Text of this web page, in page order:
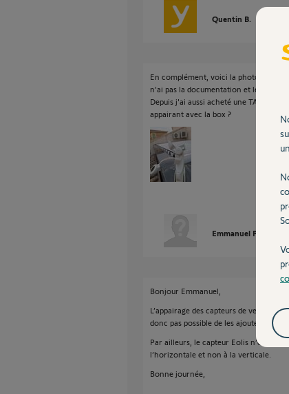
Quentin B.
En complément, voici la photo des
n'ai pas la documentation et les
Depuis j'ai aussi acheté une TAHOMA
appairant avec la box ?
Emmanuel P.
Bonjour Emmanuel,
L’appairage des capteurs de vent
donc pas possible de les ajouter à la
Par ailleurs, le capteur Eolis n’est
l’horizontale et non à la verticale.
Bonne journée,